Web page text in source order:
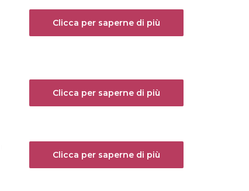
Clicca per saperne di più
Clicca per saperne di più
Clicca per saperne di più